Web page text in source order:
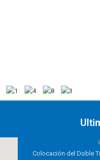
Colocación del Doble